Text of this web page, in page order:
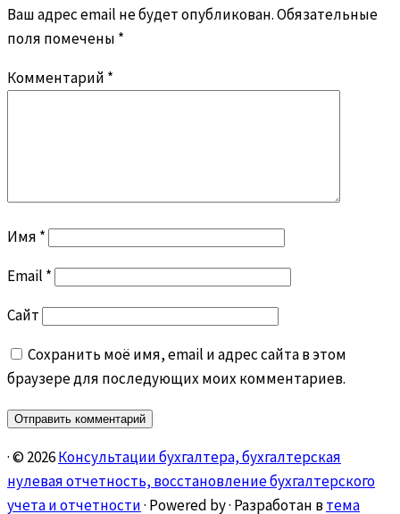
Ваш адрес email не будет опубликован.Обязательные
поля помечены *
Комментарий *
Имя *
Email *
Сайт
Сохранить моё имя, email и адрес сайта в этом
браузере для последующих моих комментариев.
·© 2026Консультации бухгалтера, бухгалтерская
нулевая отчетность, восстановление бухгалтерского
учета и отчетности· Powered by· Разработан в тема